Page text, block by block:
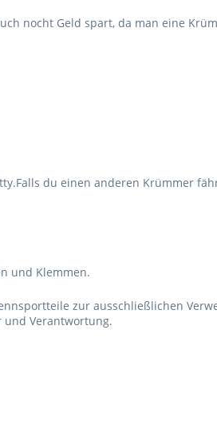
nocht Geld spart, da man eine
du einen anderen Krümmer
und Klemmen.
zur ausschließlichen
und Verantwortung.